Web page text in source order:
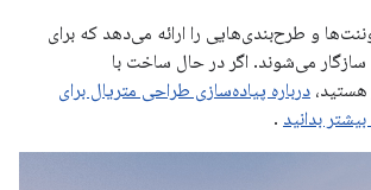
و طرح‌بندی‌هایی را ارائه می‌دهد که برای
هستید، درباره پیاده‌سازی طراحی متریال برای
.